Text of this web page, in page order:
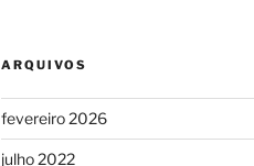
ARQUIVOS
fevereiro 2026
julho 2022